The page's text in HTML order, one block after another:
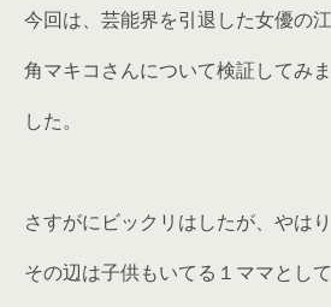
今回は、芸能界を引退した女優の江
角マキコさんについて検証してみま
した。
さすがにビックリはしたが、やはり
その辺は子供もいてる１ママとして